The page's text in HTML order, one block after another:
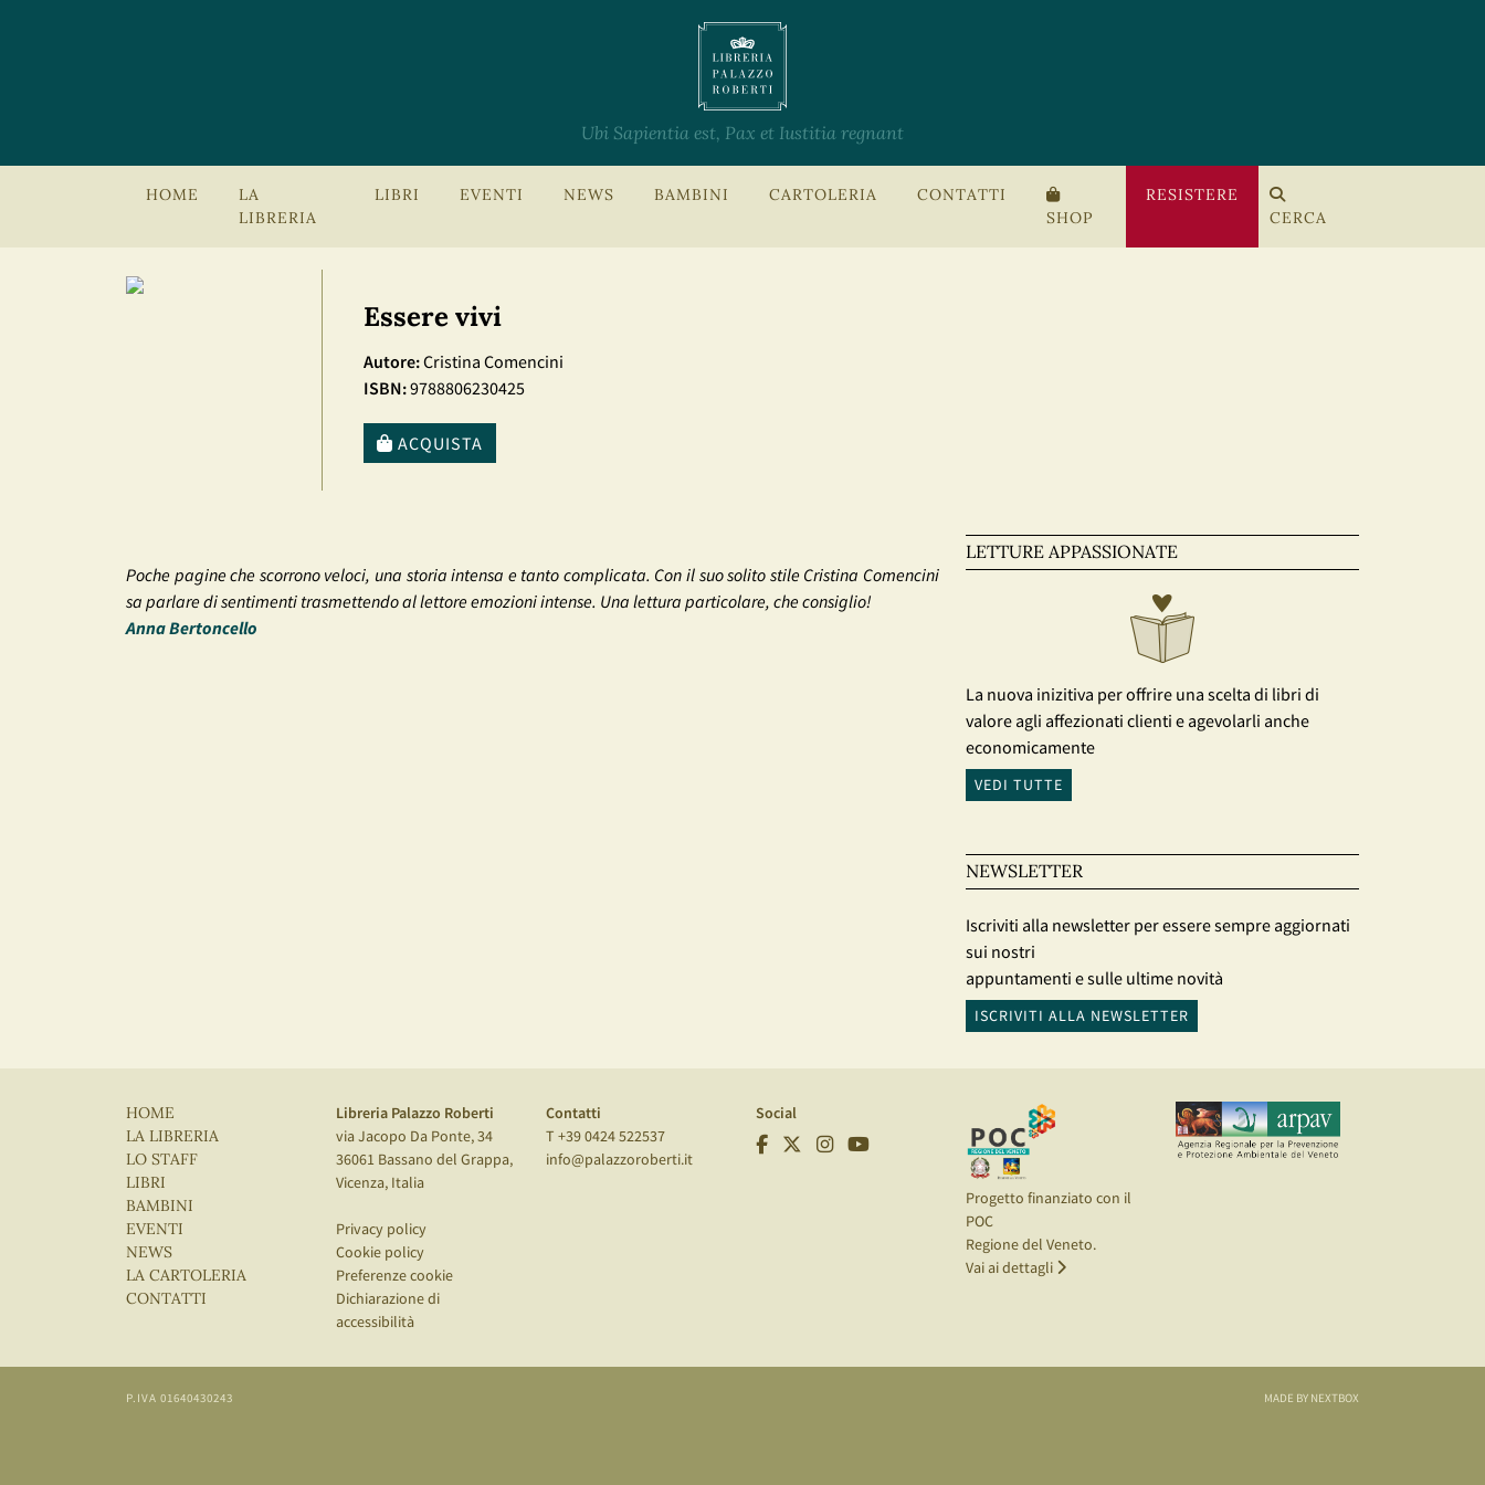
Ubi Sapientia est, Pax et Iustitia regnant
HOME
LA
LIBRERIA
LIBRI EVENTI NEWS BAMBINI CARTOLERIA
CONTATTI
SHOP
RESISTERE
CERCA
Essere vivi
Autore:Cristina Comencini
ISBN:9788806230425
ACQUISTA
Poche pagine che scorrono veloci, una storia intensa e tanto complicata. Con il suo solito stile Cristina Comencini
sa parlare di sentimenti trasmettendo al lettore emozioni intense. Una lettura particolare, che consiglio!
Anna Bertoncello
LETTURE APPASSIONATE
La nuova inizitiva per offrire una scelta di libri di
valore agli affezionati clienti e agevolarli anche
economicamente
VEDI TUTTE
NEWSLETTER
Iscriviti alla newsletter per essere sempre aggiornati
sui nostri
appuntamenti e sulle ultime novità
ISCRIVITI ALLA NEWSLETTER
HOME
LA LIBRERIA
LO STAFF
LIBRI
BAMBINI
EVENTI
NEWS
LA CARTOLERIA
CONTATTI
Libreria Palazzo Roberti
via Jacopo Da Ponte, 34
36061 Bassano del Grappa,
Vicenza, Italia
Privacy policy
Cookie policy
Preferenze cookie
Dichiarazione di
accessibilità
Contatti
T +39 0424 522537
info@palazzoroberti.it
Social
Progetto finanziato con il
POC
Regione del Veneto.
Vai ai dettagli
P.IVA 01640430243 MADE BY NEXTBOX